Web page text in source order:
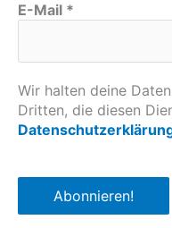
E-Mail *
Wir halten deine
Dritten, die diesen